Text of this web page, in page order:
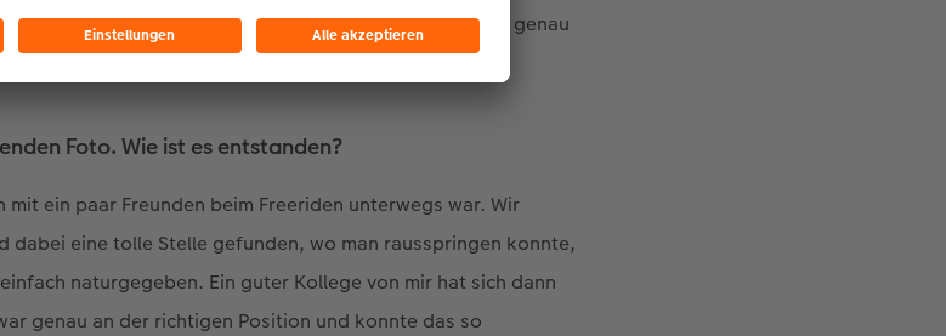
Beobachter daneben steht, nimmt man das gar nicht so genau
Mit der Fotografie kann ich die Zeit «einfrieren».
Foto. Wie ist es entstanden?
ein paar Freunden beim Freeriden unterwegs war. Wir
dabei eine tolle Stelle gefunden, wo man rausspringen konnte,
naturgegeben. Ein guter Kollege von mir hat sich dann
genau an der richtigen Position und konnte das so